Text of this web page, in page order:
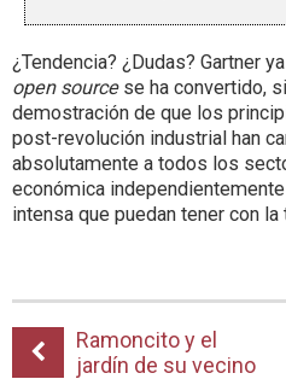
¿Tendencia? ¿Dudas? Gartner
open sourcese ha convertido,
demostración de que los
post-revolución industrial han
absolutamente a todos los
económica
intensa que puedan tener con la
Ramoncito y el
jardín de su vecino